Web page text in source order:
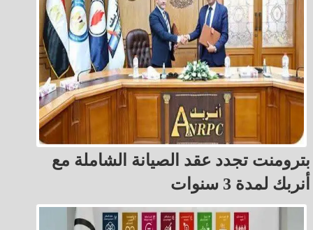
بترومنت تجدد عقد الصيانة الشاملة مع
أنربك لمدة 3 سنوات